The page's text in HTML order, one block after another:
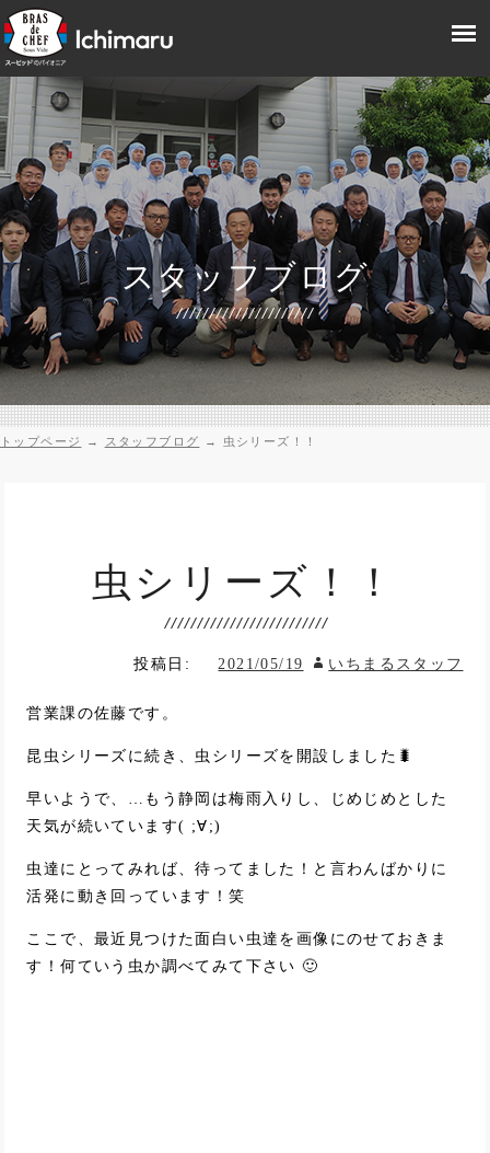
スタッフブログ
トップページ → スタッフブログ → 虫シリーズ！！
虫シリーズ！！
投稿日: 2021/05/19 いちまるスタッフ
営業課の佐藤です。
昆虫シリーズに続き、虫シリーズを開設しました🐛
早いようで、…もう静岡は梅雨入りし、じめじめとした
天気が続いています( ;∀;)
虫達にとってみれば、待ってました！と言わんばかりに
活発に動き回っています！笑
ここで、最近見つけた面白い虫達を画像にのせておきま
す！何ていう虫か調べてみて下さい 🙂